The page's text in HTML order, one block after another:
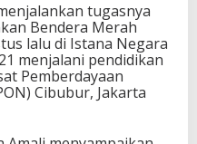
tugasnya
Bendera Merah
lalu di Istana Negara
menjalani pendidikan
Pemberdayaan
Cibubur, Jakarta